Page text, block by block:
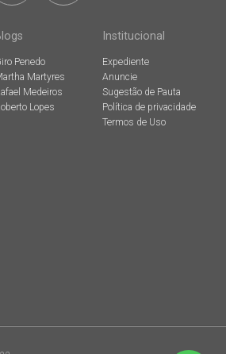
Penedo
Martyres
Medeiros
Lopes
Institucional
Expediente
Anuncie
Sugestão de Pauta
Política de privacidade
Termos de Uso